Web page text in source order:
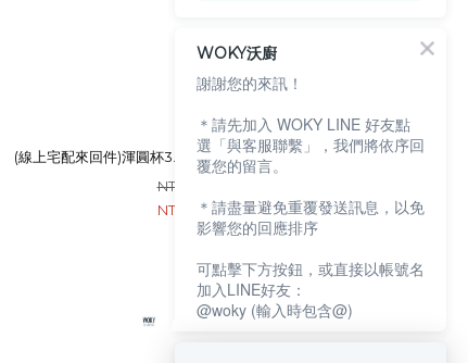
(線上宅配來回件)渾圓杯3.0 終身保固-矽膠圈申請服務
NT$199
NT$199
WOKY沃廚
謝謝您的來訊！
＊請先加入 WOKY LINE 好友點
選「與客服聯繫」，我們將依序回
覆您的留言。
＊請盡量避免重覆發送訊息，以免
影響您的回應排序
可點擊下方按鈕，或直接以帳號名
加入LINE好友：
@woky (輸入時包含@)